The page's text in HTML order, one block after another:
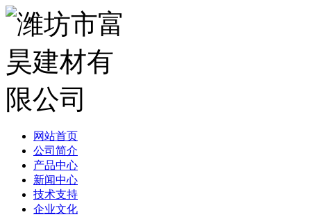
网站首页
公司简介
产品中心
新闻中心
技术支持
企业文化